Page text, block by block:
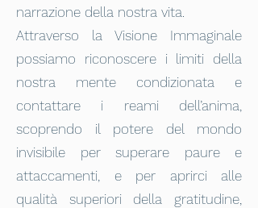
narrazione della nostra vita.
Attraverso la Visione Immaginale
possiamo riconoscere i limiti della
nostra mente condizionata e
contattare i reami dell’anima,
scoprendo il potere del mondo
invisibile per superare paure e
attaccamenti, e per aprirci alle
qualità superiori della gratitudine,